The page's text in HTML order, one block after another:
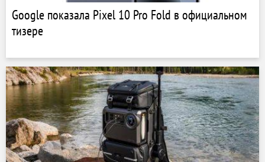
Google показала Pixel 10 Pro Fold в официальном
тизере